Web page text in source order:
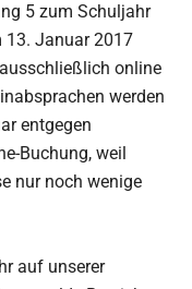
5 zum Schuljahr
Januar 2017
online
werden
entgegen
Buchung, weil
nur noch wenige
auf unserer